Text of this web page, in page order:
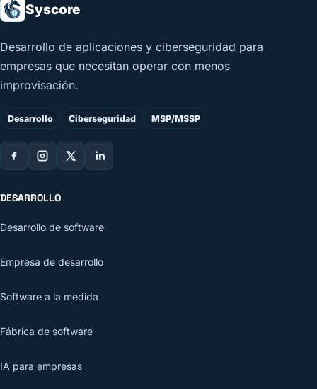
Syscore
Desarrollo de aplicaciones y ciberseguridad para
empresas que necesitan operar con menos
improvisación.
Desarrollo Ciberseguridad MSP/MSSP
DESARROLLO
Desarrollo de software
Empresa de desarrollo
Software a la medida
Fábrica de software
IA para empresas